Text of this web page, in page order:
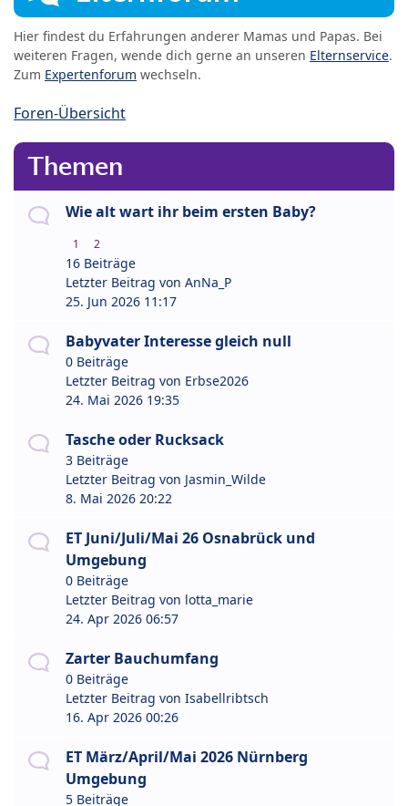
Hier findest du Erfahrungen anderer Mamas und Papas. Bei
weiteren Fragen, wende dich gerne an unseren Elternservice.
Zum Expertenforum wechseln.
Foren-Übersicht
Themen
Wie alt wart ihr beim ersten Baby?
1 2
16 Beiträge
Letzter Beitrag von AnNa_P
25. Jun 2026 11:17
Babyvater Interesse gleich null
0 Beiträge
Letzter Beitrag von Erbse2026
24. Mai 2026 19:35
Tasche oder Rucksack
3 Beiträge
Letzter Beitrag von Jasmin_Wilde
8. Mai 2026 20:22
ET Juni/Juli/Mai 26 Osnabrück und
Umgebung
0 Beiträge
Letzter Beitrag von lotta_marie
24. Apr 2026 06:57
Zarter Bauchumfang
0 Beiträge
Letzter Beitrag von Isabellribtsch
16. Apr 2026 00:26
ET März/April/Mai 2026 Nürnberg
Umgebung
5 Beiträge